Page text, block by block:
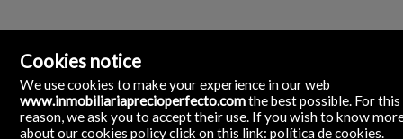
Inmobiliaria Precio Perfecto
Cookies notice
We use cookies to make your experience in our web
www.inmobiliariaprecioperfecto.comthe best possible. For this
reason, we ask you to accept their use. If you wish to know
about our cookies policy click on this link:política de cookies.